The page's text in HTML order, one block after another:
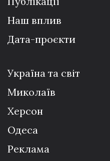
Наш вплив
Дата-проєкти
Україна та світ
Миколаїв
Херсон
Одеса
Реклама